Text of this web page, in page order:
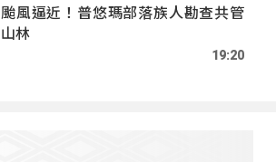
颱風逼近！普悠瑪部落族人勘查共管
山林
19:20